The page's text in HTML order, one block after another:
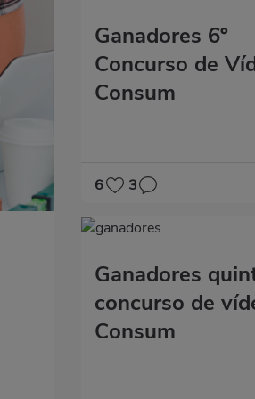
Ganadores 6º
Concurso de
Consum
6 3
Ganadores
concurso de
Consum